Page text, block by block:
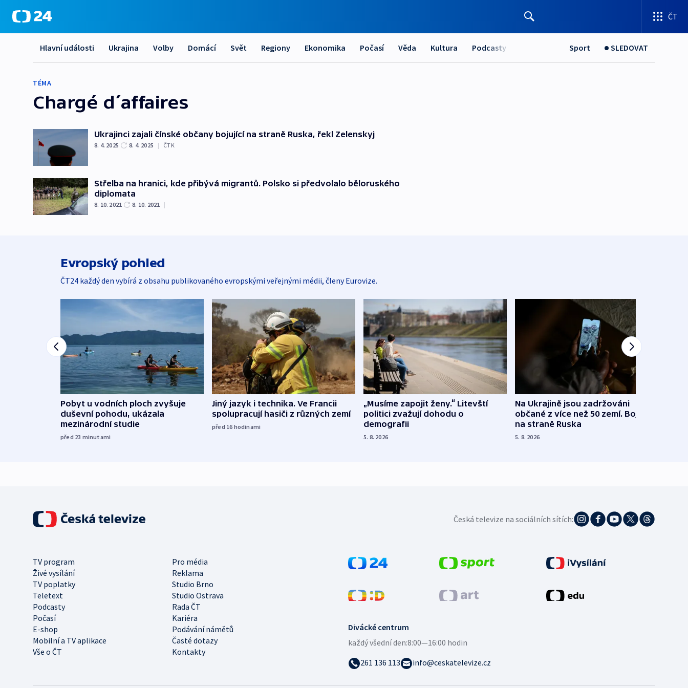
ČT
Hlavní události Ukrajina Volby Domácí Svět Regiony Ekonomika Počasí Věda Kultura Podcasty Sport SLEDOVAT
TÉMA
Chargé d´affaires
Ukrajinci zajali čínské občany bojující na straně Ruska, řekl Zelenskyj
8. 4. 2025 8. 4. 2025 | ČTK
Střelba na hranici, kde přibývá migrantů. Polsko si předvolalo běloruského
diplomata
8. 10. 2021 8. 10. 2021 |
Evropský pohled
ČT24 každý den vybírá z obsahu publikovaného evropskými veřejnými médii, členy Eurovize.
Pobyt u vodních ploch zvyšuje
duševní pohodu, ukázala
mezinárodní studie
před 23 minutami
Jiný jazyk i technika. Ve Francii
spolupracují hasiči z různých zemí
před 16 hodinami
„Musíme zapojit ženy.“ Litevští
politici zvažují dohodu o
demografii
5. 8. 2026
Na Ukrajině jsou zadržováni
občané z více než 50 zemí. Bojovali
na straně Ruska
5. 8. 2026
Česká televize na sociálních sítích:
TV program
Pro média
Živé vysílání
Reklama
TV poplatky
Studio Brno
Teletext
Studio Ostrava
Podcasty
Rada ČT
Počasí
Kariéra
E-shop
Podávání námětů
Mobilní a TV aplikace
Časté dotazy
Vše o ČT
Kontakty
Divácké centrum
každý všední den:8:00—16:00 hodin
261 136 113
info@ceskatelevize.cz